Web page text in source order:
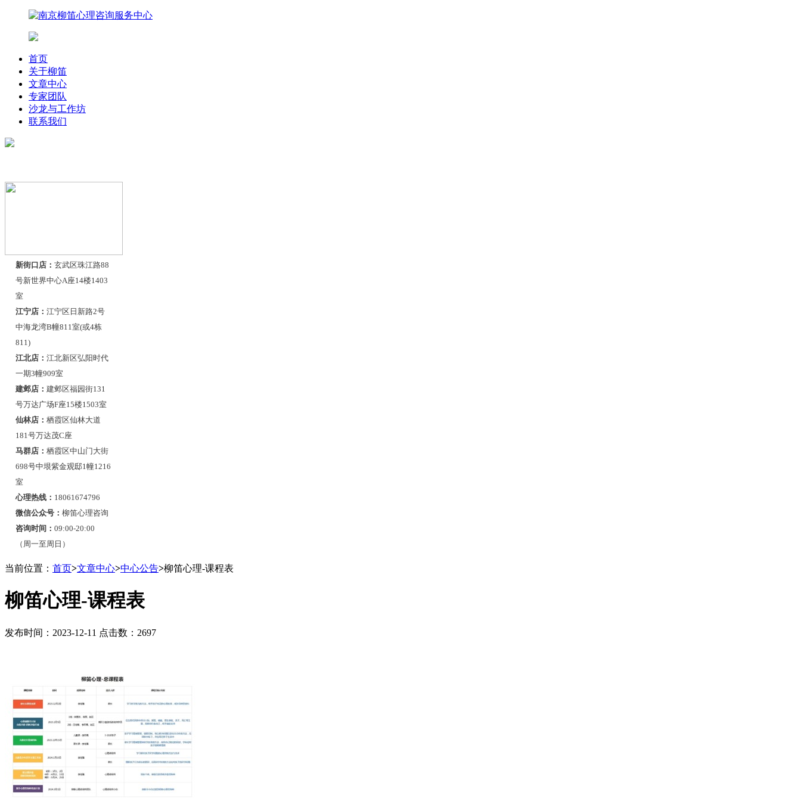
首页
关于柳笛
文章中心
专家团队
沙龙与工作坊
联系我们
新街口店： 玄武区珠江路88
号新世界中心A座14楼1403
室
江宁店： 江宁区日新路2号
中海龙湾B幢811室(或4栋
811)
江北店： 江北新区弘阳时代
一期3幢909室
建邺店： 建邺区福园街131
号万达广场F座15楼1503室
仙林店： 栖霞区仙林大道
181号万达茂C座
马群店： 栖霞区中山门大街
698号中垠紫金观邸1幢1216
室
心理热线： 18061674796
微信公众号： 柳笛心理咨询
咨询时间： 09:00-20:00
（周一至周日）
当前位置： 首页>文章中心>中心公告>柳笛心理-课程表
柳笛心理-课程表
发布时间：2023-12-11 点击数：2697